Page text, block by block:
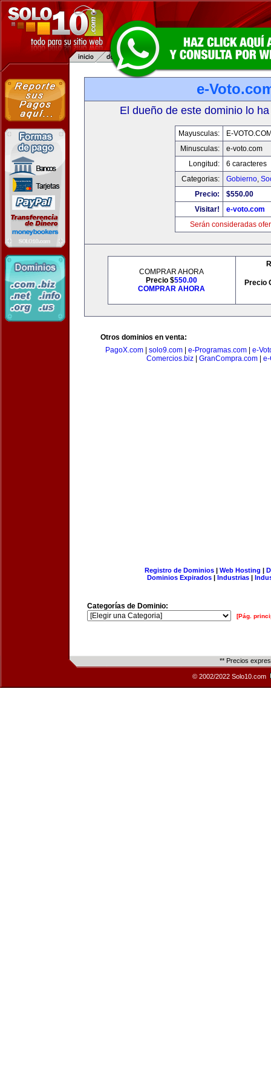
e-
El dueño de este dominio lo
Mayusculas:
E-
Minusculas:
e-voto.com
Longitud:
6 caracteres
Categorias:
Gobierno,
Precio:
$550.00
Visitar!
e-voto.com
Serán consideradas
COMPRAR AHORA
Precio $550.00
COMPRAR AHORA
Precio
Otros dominios en venta:
PagoX.com
solo9.com e-Programas.com
e-
Comercios.biz| GranCompra.com| e-
Registro de Dominios| Web Hosting |
Dominios Expirados | Industrias |
Categorías de Dominio:
[Pág.
** Precios
© 2002/2022 Solo10.com